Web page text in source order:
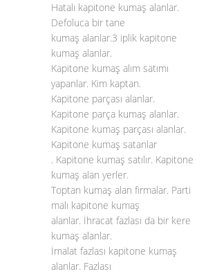
Hatalı kapitone kumaş alanlar.
Defoluca bir tane
kumaş alanlar.3 iplik kapitone
kumaş alanlar.
Kapitone kumaş alım satımı
yapanlar. Kim kaptan.
Kapitone parçası alanlar.
Kapitone parça kumaş alanlar.
Kapitone kumaş parçası alanlar.
Kapitone kumaş satanlar
. Kapitone kumaş satılır. Kapitone
kumaş alan yerler.
Toptan kumaş alan firmalar. Parti
malı kapitone kumaş
alanlar. İhracat fazlası da bir kere
kumaş alanlar.
İmalat fazlası kapitone kumaş
alanlar. Fazlası